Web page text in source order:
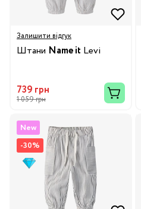
Залишити відгук
Штани Name it Levi
739 грн
1 059 грн
New
-30%